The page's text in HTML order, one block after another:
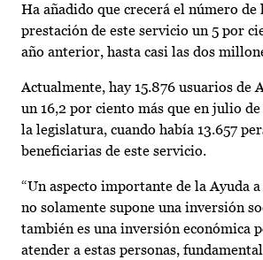
Ha añadido que crecerá el número de
prestación de este servicio un 5 por
año anterior, hasta casi las dos
Actualmente, hay 15.876 usuarios de
un 16,2 por ciento más que en julio
la legislatura, cuando había 13.657
beneficiarias de este servicio.
“Un aspecto importante de la Ayuda
no solamente supone una inversión
también es una inversión económica
atender a estas personas,